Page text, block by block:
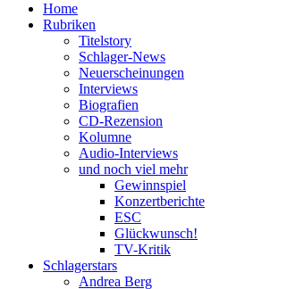
Home
Rubriken
Titelstory
Schlager-News
Neuerscheinungen
Interviews
Biografien
CD-Rezension
Kolumne
Audio-Interviews
und noch viel mehr
Gewinnspiel
Konzertberichte
ESC
Glückwunsch!
TV-Kritik
Schlagerstars
Andrea Berg